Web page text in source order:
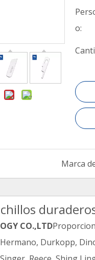
o:
Marca
CO.,LTD
Durkopp,